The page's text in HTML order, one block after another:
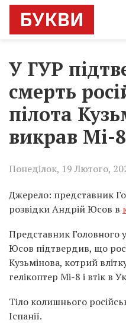
У ГУР
смерть
пілота
викрав Мі-
Понеділок, 19 Лютого,
Джерело: представник
розвідки Андрій Юсов в
Представник Головного
Юсов підтвердив, що
Кузьмінова, котрий
гелікоптер Мі-8 і втік в
Тіло колишнього
Іспанії.